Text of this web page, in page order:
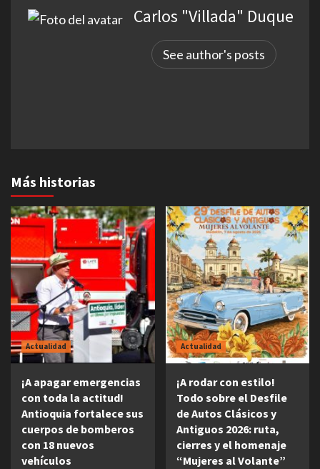
Carlos "Villada" Duque
See author's posts
Más historias
Actualidad
¡A apagar emergencias
con toda la actitud!
Antioquia fortalece sus
cuerpos de bomberos
con 18 nuevos
vehículos
Actualidad
¡A rodar con estilo!
Todo sobre el Desfile
de Autos Clásicos y
Antiguos 2026: ruta,
cierres y el homenaje
“Mujeres al Volante”